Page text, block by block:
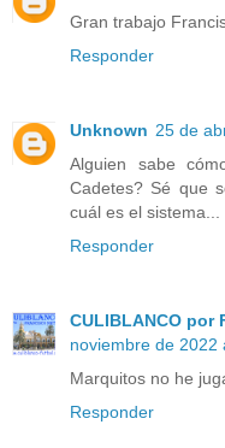
Gran trabajo
Responder
Unknown 25 de
Alguien sabe
Cadetes? Sé que
cuál es el sistema...
Responder
CULIBLANCO por
noviembre de 2022
Marquitos no he
Responder